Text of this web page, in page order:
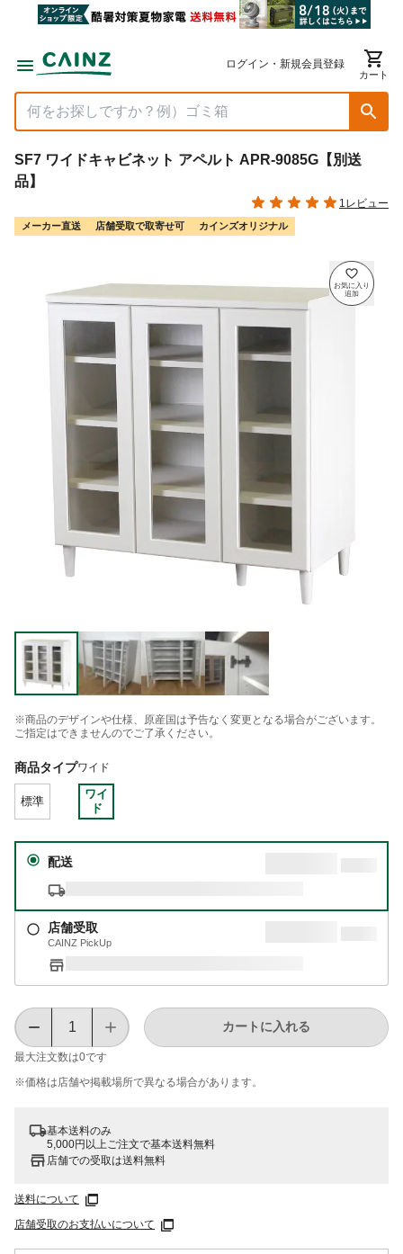
ログイン・新規会員登録
カート
SF7 ワイドキャビネット アペルト APR-9085G【別送
品】
1レビュー
メーカー直送 店舗受取で取寄せ可 カインズオリジナル
※商品のデザインや仕様、原産国は予告なく変更となる場合がございます。
ご指定はできませんのでご了承ください。
商品タイプワイド
標準
ワイ
ド
配送
店舗受取
CAINZ PickUp
最大注文数は0です
カートに入れる
※価格は​店舗や​掲載場所で​異なる​場合が​あります。
基本送料のみ
5,000円以上ご注文で基本送料無料
店舗での受取は送料無料
送料について
店舗受取のお支払いについて